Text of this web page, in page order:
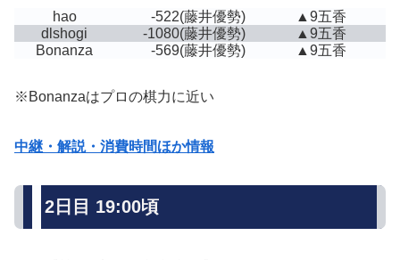
hao -522(藤井優勢)
▲9五香
dlshogi
-1080(藤井優勢)
▲9五香
Bonanza
-569(藤井優勢) ▲9五香
※Bonanzaはプロの棋力に近い
中継・解説・消費時間ほか情報
2日目 19:00頃